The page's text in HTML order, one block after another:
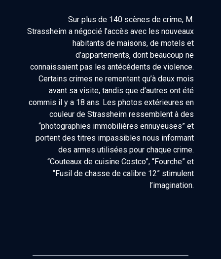
Sur plus de 140 scènes de crime, M.
Strassheim a négocié l’accès avec les nouveaux
habitants de maisons, de motels et
d’appartements, dont beaucoup ne
connaissaient pas les antécédents de violence.
Certains crimes ne remontent qu’à deux mois
avant sa visite, tandis que d’autres ont été
commis il y a 18 ans. Les photos extérieures en
couleur de Strassheim ressemblent à des
“photographies immobilières ennuyeuses” et
portent des titres impassibles nous informant
des armes utilisées pour chaque crime.
“Couteaux de cuisine Costco”, “Fourche” et
“Fusil de chasse de calibre 12” stimulent
l’imagination.